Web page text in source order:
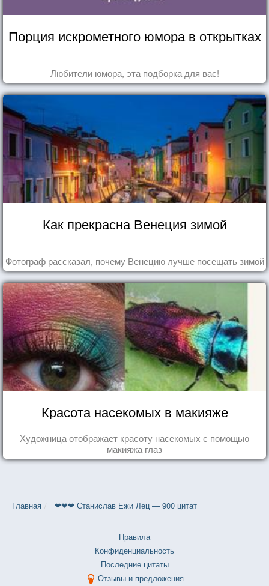
Порция искрометного юмора в открытках
Любители юмора, эта подборка для вас!
Как прекрасна Венеция зимой
Фотограф рассказал, почему Венецию лучше посещать зимой
Красота насекомых в макияже
Художница отображает красоту насекомых с помощью
макияжа глаз
Главная ❤❤❤ Станислав Ежи Лец — 900 цитат
Правила
Конфиденциальность
Последние цитаты
Отзывы и предложения